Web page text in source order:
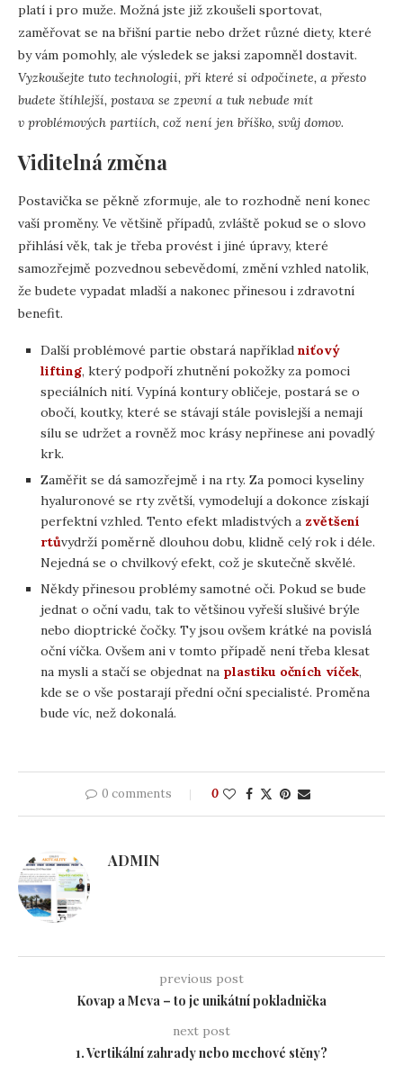
platí i pro muže. Možná jste již zkoušeli sportovat,
zaměřovat se na břišní partie nebo držet různé diety, které
by vám pomohly, ale výsledek se jaksi zapomněl dostavit.
Vyzkoušejte tuto technologii, při které si odpočinete, a přesto
budete štíhlejší, postava se zpevní a tuk nebude mít
v problémových partiích, což není jen bříško, svůj domov.
Viditelná změna
Postavička se pěkně zformuje, ale to rozhodně není konec
vaší proměny. Ve většině případů, zvláště pokud se o slovo
přihlásí věk, tak je třeba provést i jiné úpravy, které
samozřejmě pozvednou sebevědomí, změní vzhled natolik,
že budete vypadat mladší a nakonec přinesou i zdravotní
benefit.
Další problémové partie obstará například niťový
lifting, který podpoří zhutnění pokožky za pomoci
speciálních nití. Vypíná kontury obličeje, postará se o
obočí, koutky, které se stávají stále povislejší a nemají
sílu se udržet a rovněž moc krásy nepřinese ani povadlý
krk.
Zaměřit se dá samozřejmě i na rty. Za pomoci kyseliny
hyaluronové se rty zvětší, vymodelují a dokonce získají
perfektní vzhled. Tento efekt mladistvých a zvětšení
rtůvydrží poměrně dlouhou dobu, klidně celý rok i déle.
Nejedná se o chvilkový efekt, což je skutečně skvělé.
Někdy přinesou problémy samotné oči. Pokud se bude
jednat o oční vadu, tak to většinou vyřeší slušivé brýle
nebo dioptrické čočky. Ty jsou ovšem krátké na povislá
oční víčka. Ovšem ani v tomto případě není třeba klesat
na mysli a stačí se objednat na plastiku očních víček,
kde se o vše postarají přední oční specialisté. Proměna
bude víc, než dokonalá.
0 comments 0
ADMIN
previous post
Kovap a Meva – to je unikátní pokladnička
next post
1. Vertikální zahrady nebo mechové stěny?